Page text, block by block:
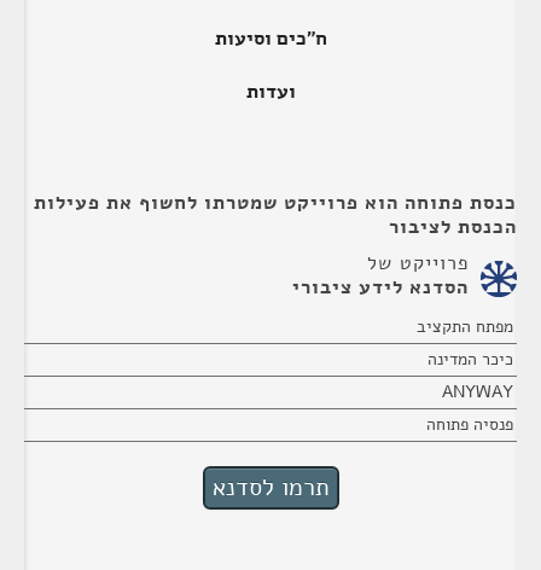
ח"כים וסיעות
ועדות
כנסת פתוחה הוא פרוייקט שמטרתו לחשוף את פעילות
הכנסת לציבור
פרוייקט של
הסדנא לידע ציבורי
מפתח התקציב
כיכר המדינה
ANYWAY
פנסיה פתוחה